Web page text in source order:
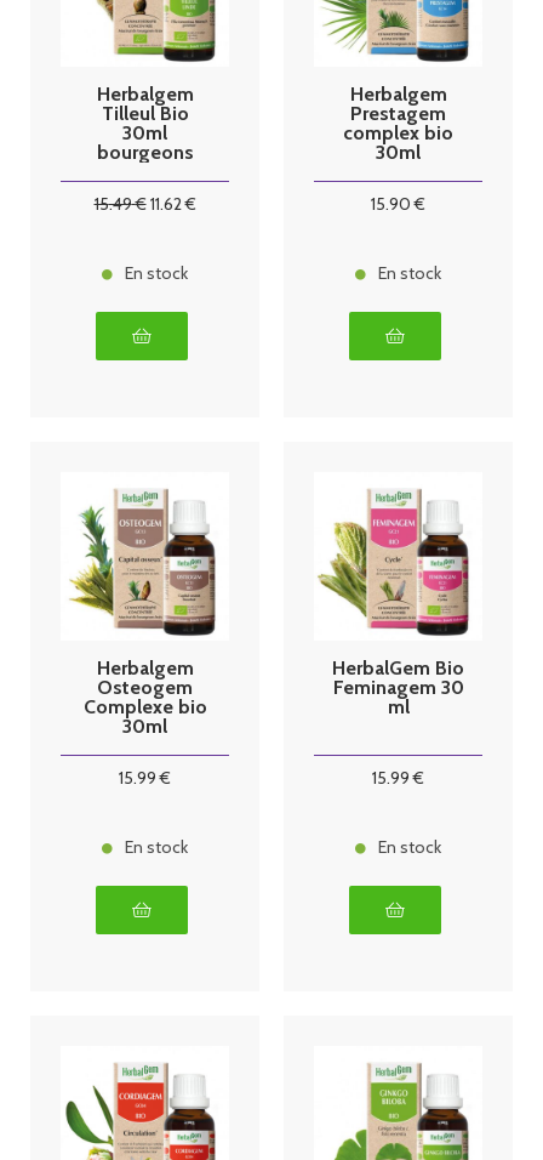
Herbalgem
Tilleul Bio
30ml
bourgeons
15.49€11.62€
En stock
Herbalgem
Prestagem
complex bio
30ml
15.90 €
En stock
Herbalgem
Osteogem
Complexe bio
30ml
15.99 €
En stock
HerbalGem Bio
Feminagem 30
ml
15.99 €
En stock